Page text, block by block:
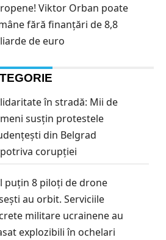
Viktor Orban poate
fără finanțări de 8,8
de euro
în stradă: Mii de
susțin protestele
din Belgrad
corupției
puțin 8 piloți de drone
au orbit. Serviciile
militare ucrainene au
explozibili în ochelari